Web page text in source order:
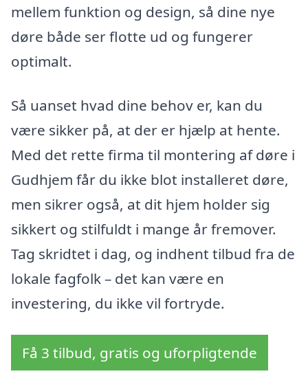
mellem funktion og design, så dine nye
døre både ser flotte ud og fungerer
optimalt.
Så uanset hvad dine behov er, kan du
være sikker på, at der er hjælp at hente.
Med det rette firma til montering af døre i
Gudhjem får du ikke blot installeret døre,
men sikrer også, at dit hjem holder sig
sikkert og stilfuldt i mange år fremover.
Tag skridtet i dag, og indhent tilbud fra de
lokale fagfolk – det kan være en
investering, du ikke vil fortryde.
Få 3 tilbud, gratis og uforpligtende